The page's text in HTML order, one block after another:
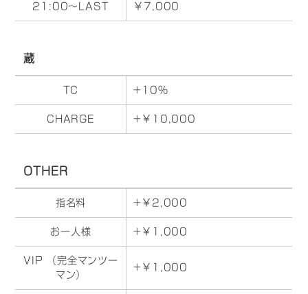
21:00～LAST ￥7,000
蔵
TC +10%
CHARGE +￥10,000
OTHER
指名料 +￥2,000
お一人様 +￥1,000
VIP （完全マンツー
マン）
+￥1,000